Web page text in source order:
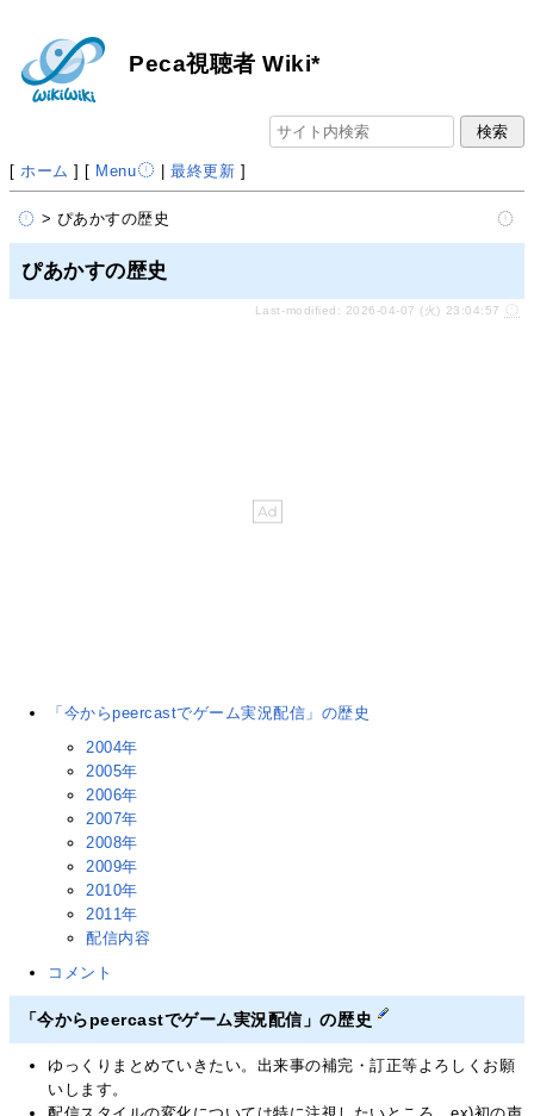
Peca視聴者 Wiki*
[ ホーム ] [ Menu |最終更新 ]
> ぴあかすの歴史
ぴあかすの歴史
Last-modified: 2026-04-07 (火) 23:04:57
「今からpeercastでゲーム実況配信」の歴史
2004年
2005年
2006年
2007年
2008年
2009年
2010年
2011年
配信内容
コメント
「今からpeercastでゲーム実況配信」の歴史
ゆっくりまとめていきたい。出来事の補完・訂正等よろしくお願
いします。